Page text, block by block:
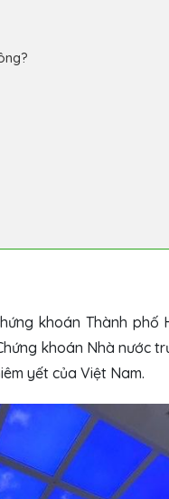
khoán Thành phố
khoán Nhà nước
yết của Việt Nam.